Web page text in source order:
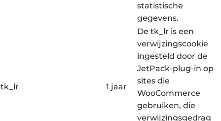
statistische
gegevens.
tk_lr 1 jaar
De tk_lr is een
verwijzingscookie
ingesteld door de
JetPack-plug-in op
sites die
WooCommerce
gebruiken, die
verwijzingsgedrag